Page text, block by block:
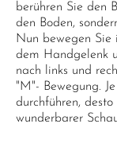
berühren Sie den
den Boden,
Nun bewegen Sie
dem Handgelenk
nach links und
"M"- Bewegung.
durchführen,
wunderbarer